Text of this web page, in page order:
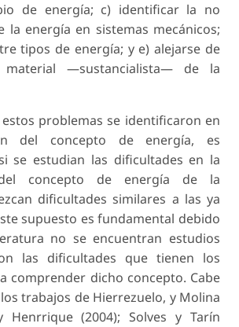
de energía; c) identificar la no
la energía en sistemas mecánicos;
tipos de energía; y e) alejarse de
material —sustancialista— de la
problemas se identificaron en
del concepto de energía, es
se estudian las dificultades en la
concepto de energía de la
dificultades similares a las ya
supuesto es fundamental debido
no se encuentran estudios
las dificultades que tienen los
comprender dicho concepto. Cabe
trabajos de Hierrezuelo, y Molina
Henrrique (2004); Solves y Tarín